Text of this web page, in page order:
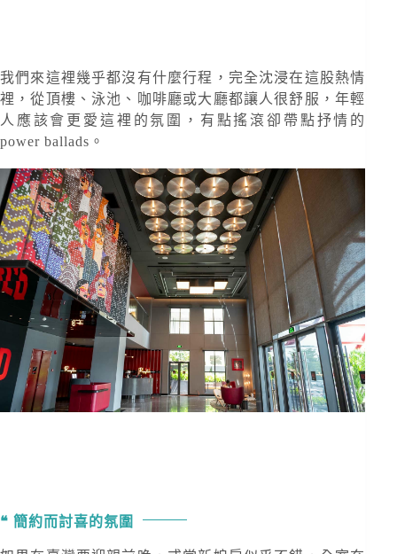
我們來這裡幾乎都沒有什麼行程，完全沈浸在這股熱情
裡，從頂樓、泳池、咖啡廳或大廳都讓人很舒服，年輕
人應該會更愛這裡的氛圍，有點搖滾卻帶點抒情的
power ballads。
簡約而討喜的氛圍